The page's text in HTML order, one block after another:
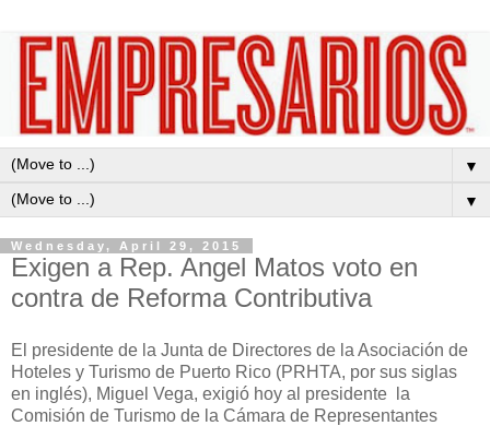
▼
▼
Wednesday, April 29, 2015
Exigen a Rep. Angel Matos voto en
contra de Reforma Contributiva
El presidente de la Junta de Directores de la Asociación de
Hoteles y Turismo de Puerto Rico (PRHTA, por sus siglas
en inglés), Miguel Vega, exigió hoy al presidente la
Comisión de Turismo de la Cámara de Representantes